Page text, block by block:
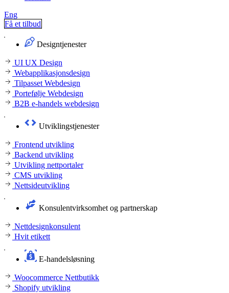
Eng
Få et tilbud
Designtjenester
UI UX Design
Webapplikasjonsdesign
Tilpasset Webdesign
Portefølje Webdesign
B2B e-handels webdesign
Utviklingstjenester
Frontend utvikling
Backend utvikling
Utvikling nettportaler
CMS utvikling
Nettsideutvikling
Konsulentvirksomhet og partnerskap
Nettdesignkonsulent
Hvit etikett
E-handelsløsning
Woocommerce Nettbutikk
Shopify utvikling